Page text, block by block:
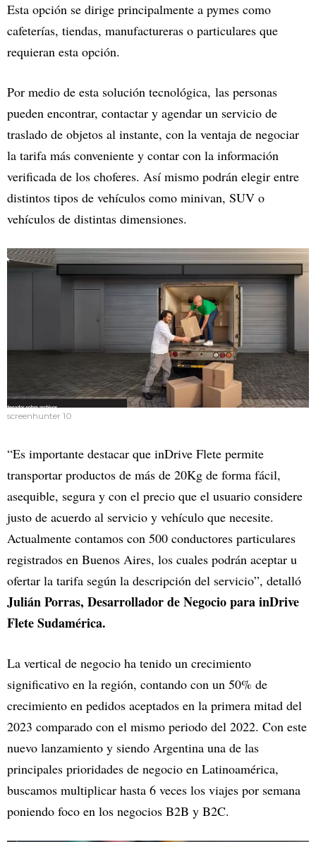
Esta opción se dirige principalmente a pymes como
cafeterías, tiendas, manufactureras o particulares que
requieran esta opción.
Por medio de esta solución tecnológica, las personas
pueden encontrar, contactar y agendar un servicio de
traslado de objetos al instante, con la ventaja de negociar
la tarifa más conveniente y contar con la información
verificada de los choferes. Así mismo podrán elegir entre
distintos tipos de vehículos como minivan, SUV o
vehículos de distintas dimensiones.
screenhunter 10
“Es importante destacar que inDrive Flete permite
transportar productos de más de 20Kg de forma fácil,
asequible, segura y con el precio que el usuario considere
justo de acuerdo al servicio y vehículo que necesite.
Actualmente contamos con 500 conductores particulares
registrados en Buenos Aires, los cuales podrán aceptar u
ofertar la tarifa según la descripción del servicio”, detalló
Julián Porras, Desarrollador de Negocio para inDrive
Flete Sudamérica.
La vertical de negocio ha tenido un crecimiento
significativo en la región, contando con un 50% de
crecimiento en pedidos aceptados en la primera mitad del
2023 comparado con el mismo periodo del 2022. Con este
nuevo lanzamiento y siendo Argentina una de las
principales prioridades de negocio en Latinoamérica,
buscamos multiplicar hasta 6 veces los viajes por semana
poniendo foco en los negocios B2B y B2C.